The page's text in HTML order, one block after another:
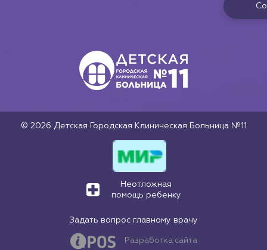
© 2026 Детская Городская Клиническая Больница №11
Неотложная
помощь ребенку
Задать вопрос главному врачу
Разработка сайта